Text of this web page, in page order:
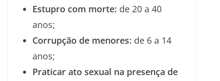
Estupro com morte: de 20 a 40
anos;
Corrupção de menores: de 6 a 14
anos;
Praticar ato sexual na presença de